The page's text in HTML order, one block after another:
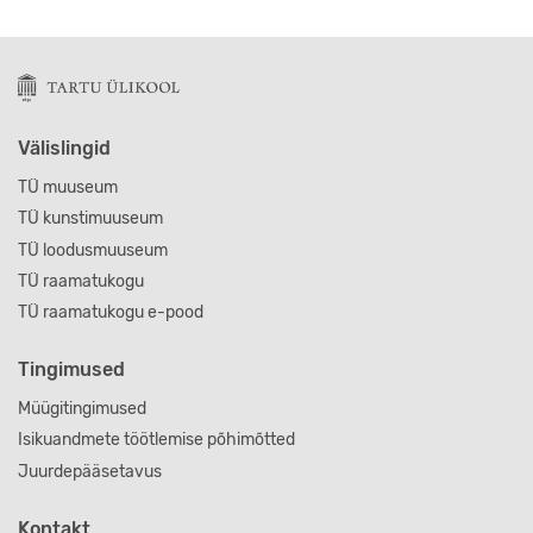
Välislingid
TÜ muuseum
TÜ kunstimuuseum
TÜ loodusmuuseum
TÜ raamatukogu
TÜ raamatukogu e-pood
Tingimused
Müügitingimused
Isikuandmete töötlemise põhimõtted
Juurdepääsetavus
Kontakt